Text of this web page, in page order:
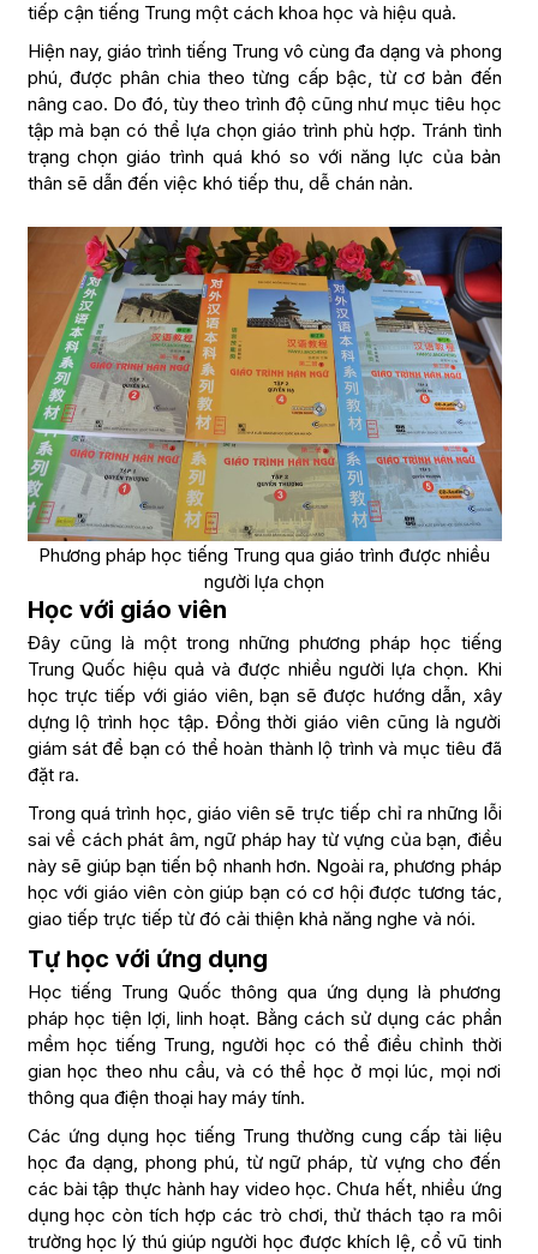
tiếp cận tiếng Trung một cách khoa học và hiệu quả.
Hiện nay, giáo trình tiếng Trung vô cùng đa dạng và phong
phú, được phân chia theo từng cấp bậc, từ cơ bản đến
nâng cao. Do đó, tùy theo trình độ cũng như mục tiêu học
tập mà bạn có thể lựa chọn giáo trình phù hợp. Tránh tình
trạng chọn giáo trình quá khó so với năng lực của bản
thân sẽ dẫn đến việc khó tiếp thu, dễ chán nản.
Phương pháp học tiếng Trung qua giáo trình được nhiều
người lựa chọn
Học với giáo viên
Đây cũng là một trong những phương pháp học tiếng
Trung Quốc hiệu quả và được nhiều người lựa chọn. Khi
học trực tiếp với giáo viên, bạn sẽ được hướng dẫn, xây
dựng lộ trình học tập. Đồng thời giáo viên cũng là người
giám sát để bạn có thể hoàn thành lộ trình và mục tiêu đã
đặt ra.
Trong quá trình học, giáo viên sẽ trực tiếp chỉ ra những lỗi
sai về cách phát âm, ngữ pháp hay từ vựng của bạn, điều
này sẽ giúp bạn tiến bộ nhanh hơn. Ngoài ra, phương pháp
học với giáo viên còn giúp bạn có cơ hội được tương tác,
giao tiếp trực tiếp từ đó cải thiện khả năng nghe và nói.
Tự học với ứng dụng
Học tiếng Trung Quốc thông qua ứng dụng là phương
pháp học tiện lợi, linh hoạt. Bằng cách sử dụng các phần
mềm học tiếng Trung, người học có thể điều chỉnh thời
gian học theo nhu cầu, và có thể học ở mọi lúc, mọi nơi
thông qua điện thoại hay máy tính.
Các ứng dụng học tiếng Trung thường cung cấp tài liệu
học đa dạng, phong phú, từ ngữ pháp, từ vựng cho đến
các bài tập thực hành hay video học. Chưa hết, nhiều ứng
dụng học còn tích hợp các trò chơi, thử thách tạo ra môi
trường học lý thú giúp người học được khích lệ, cổ vũ tinh